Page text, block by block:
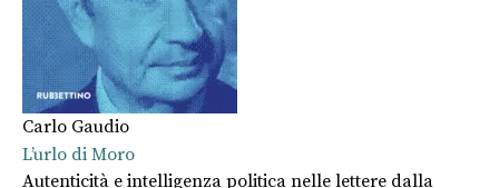
Carlo Gaudio
L’urlo di Moro
Autenticità e intelligenza politica nelle lettere dalla